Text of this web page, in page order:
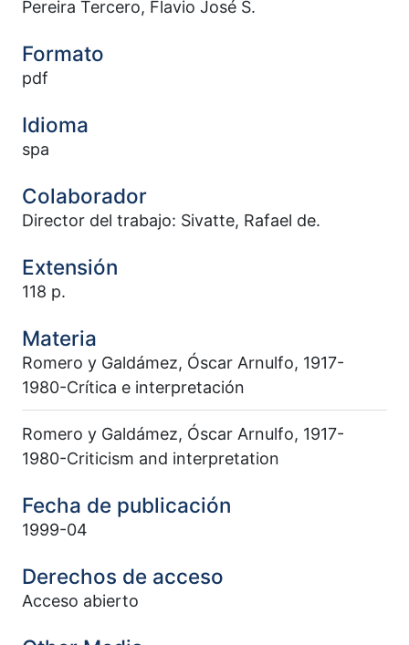
Pereira Tercero, Flavio José S.
Formato
pdf
Idioma
spa
Colaborador
Director del trabajo: Sivatte, Rafael de.
Extensión
118 p.
Materia
Romero y Galdámez, Óscar Arnulfo, 1917-
1980-Crítica e interpretación
Romero y Galdámez, Óscar Arnulfo, 1917-
1980-Criticism and interpretation
Fecha de publicación
1999-04
Derechos de acceso
Acceso abierto